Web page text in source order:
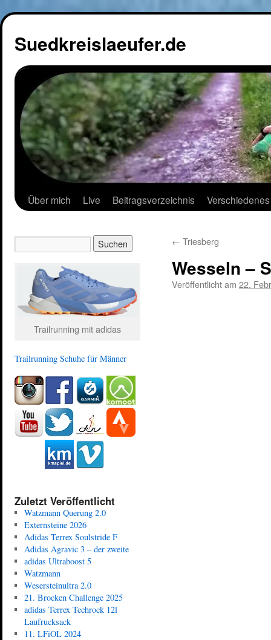
Suedkreislaeufer.de
Über mich Live Beitragsverzeichnis Verschiedenes
← Triesberg
Wesseln –
Veröffentlicht am 22.
Trailrunning mit adidas
Trailrunning Schuhe für Männer
Zuletzt Veröffentlicht
Watzmann Querung 2.0
Externsteine 2026
Adidas Terrex Soulstride F
Adidas Agravic 3 – der zweite
adidas Ultraboost 5
Watzmann
Wesersteinultra 2.0
21. Brocken Challenge 2025
adidas Terrex Techrock 12l
Laufrucksack
11. LFiOL 2024